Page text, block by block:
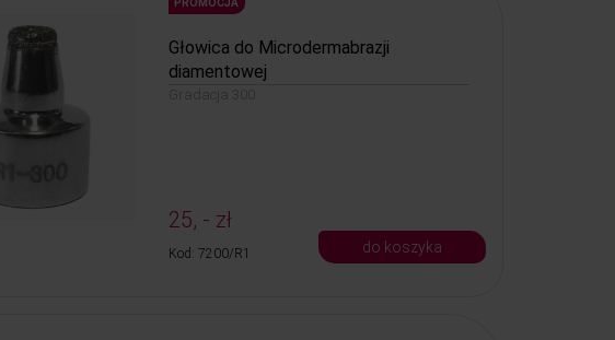
PROMOCJA
Głowica do Microdermabrazji
diamentowej
Gradacja 300
25, - zł
Kod: 7200/R1 do koszyka